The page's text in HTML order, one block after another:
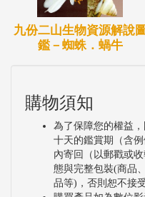
九份二山生物資源解說圖
鑑－蜘蛛．蝸牛
購物須知
為了保障您的權益
十天的鑑賞期（含
內寄回（以郵戳或
態與完整包裝(商品
品等)，否則恕不接